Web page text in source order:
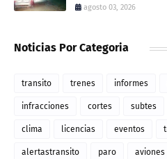
agosto 03, 2026
Noticias Por Categoria
transito trenes informes
infracciones cortes subtes
clima licencias eventos
alertastransito paro aviones